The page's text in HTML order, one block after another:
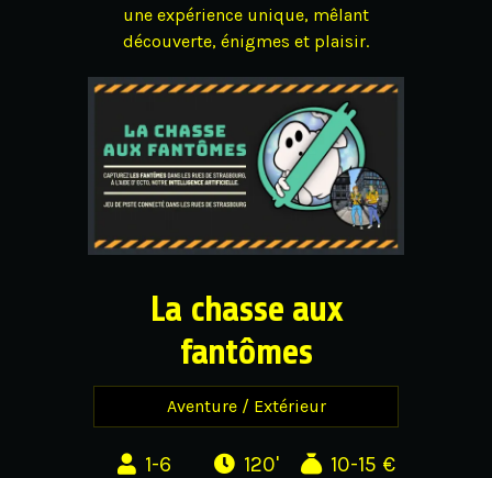
une expérience unique, mêlant
découverte, énigmes et plaisir.
La chasse aux
fantômes
Aventure / Extérieur
1-6 120' 10-15 €